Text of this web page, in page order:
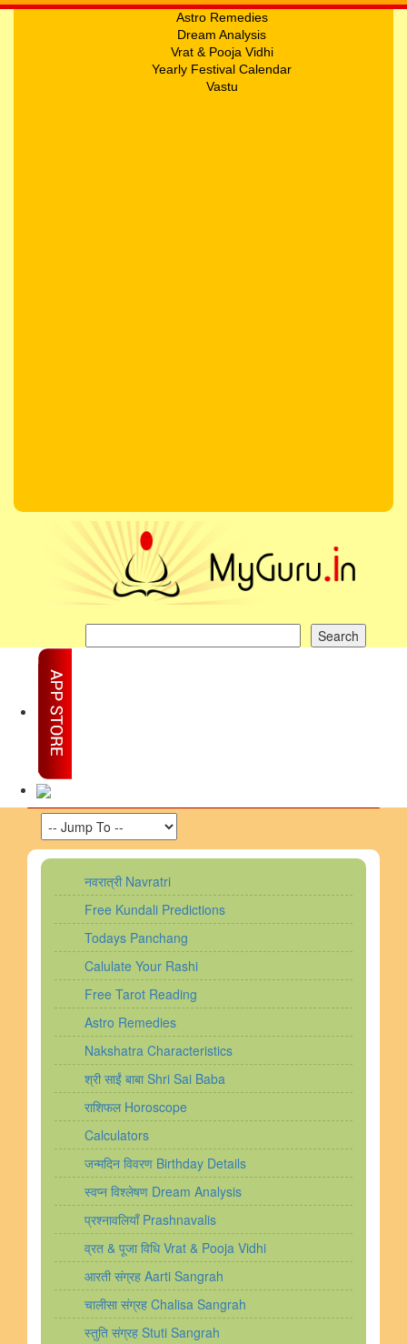
Astro Remedies
Dream Analysis
Vrat & Pooja Vidhi
Yearly Festival Calendar
Vastu
नवरात्री Navratri
Free Kundali Predictions
Todays Panchang
Calulate Your Rashi
Free Tarot Reading
Astro Remedies
Nakshatra Characteristics
श्री साईं बाबा Shri Sai Baba
राशिफल Horoscope
Calculators
जन्मदिन विवरण Birthday Details
स्वप्न विश्लेषण Dream Analysis
प्रश्नावलियाँ Prashnavalis
व्रत & पूजा विधि Vrat & Pooja Vidhi
आरती संग्रह Aarti Sangrah
चालीसा संग्रह Chalisa Sangrah
स्तुति संग्रह Stuti Sangrah